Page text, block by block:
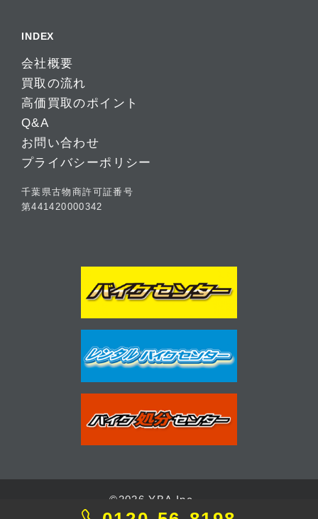
INDEX
会社概要
買取の流れ
高価買取のポイント
Q&A
お問い合わせ
プライバシーポリシー
千葉県古物商許可証番号
第441420000342
©2026 YBA Inc.